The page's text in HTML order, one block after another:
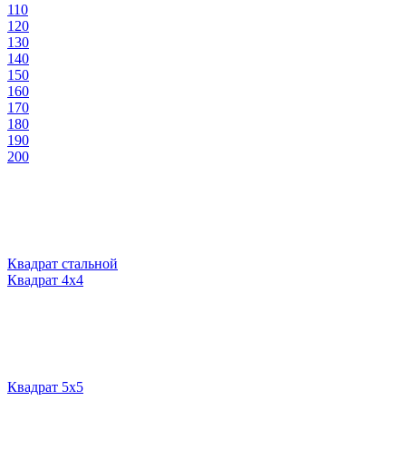
110
120
130
140
150
160
170
180
190
200
Квадрат стальной
Квадрат 4х4
Квадрат 5х5